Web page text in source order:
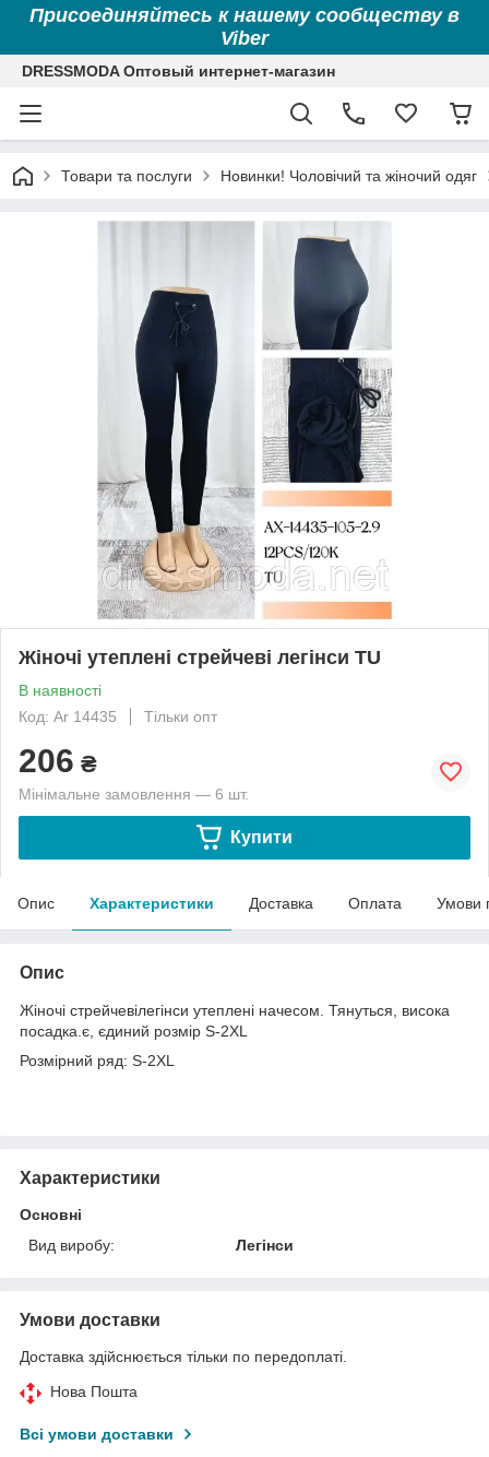
Присоединяйтесь к нашему сообществу в
Viber
DRESSMODA Оптовый интернет-магазин
Товари та послуги Новинки! Чоловічий та жіночий одяг
Жіночі утеплені стрейчеві легінси TU
В наявності
Код: Ar 14435
Тільки опт
206 ₴
Мінімальне замовлення — 6 шт.
Купити
Опис Характеристики Доставка Оплата Умови
Опис
Жіночі стрейчевілегінси утеплені начесом. Тянуться, висока
посадка.є, єдиний розмір S-2XL
Розмірний ряд: S-2XL
Характеристики
Основні
Вид виробу:
Легінси
Умови доставки
Доставка здійснюється тільки по передоплаті.
Нова Пошта
Всі умови доставки